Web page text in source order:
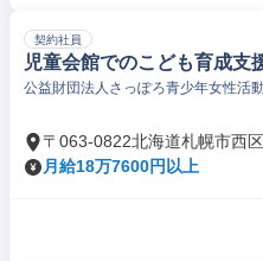
契約社員
児童会館でのこども育成支
公益財団法人さっぽろ青少年女性活
〒063-0822北海道札幌市西
月給18万7600円以上